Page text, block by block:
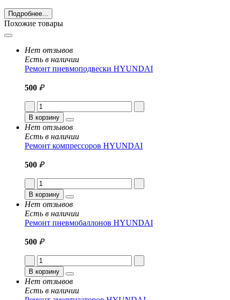
Подробнее...
Похожие товары
Нет отзывов
Есть в наличии
Ремонт пневмоподвески HYUNDAI
500 ₽
В корзину
Нет отзывов
Есть в наличии
Ремонт компрессоров HYUNDAI
500 ₽
В корзину
Нет отзывов
Есть в наличии
Ремонт пневмобаллонов HYUNDAI
500 ₽
В корзину
Нет отзывов
Есть в наличии